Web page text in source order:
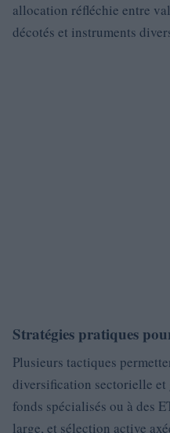
allocation réfléchie entre
décotés et instruments
Stratégies pratiques
Plusieurs tactiques
diversification sectorielle et
fonds spécialisés ou à des
large, et sélection active